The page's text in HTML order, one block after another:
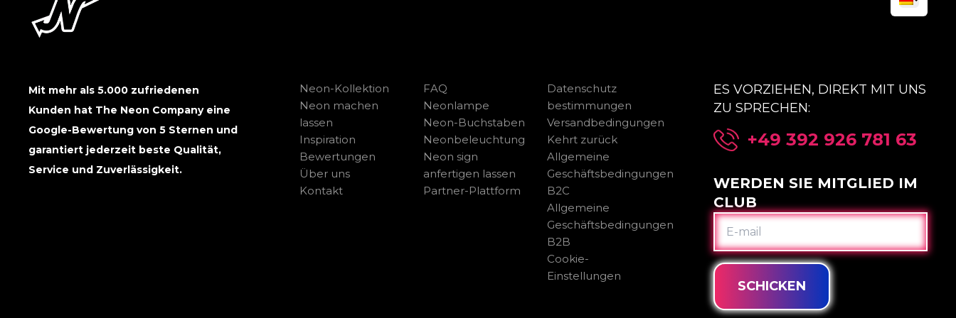
Mit mehr als 5.000 zufriedenen
Kunden hat The Neon Company eine
Google-Bewertung von 5 Sternen und
garantiert jederzeit beste Qualität,
Service und Zuverlässigkeit.
Neon-Kollektion
Neon machen
lassen
Inspiration
Bewertungen
Über uns
Kontakt
FAQ
Neonlampe
Neon-Buchstaben
Neonbeleuchtung
Neon sign
anfertigen lassen
Partner-Plattform
Datenschutz
bestimmungen
Versandbedingungen
Kehrt zurück
Allgemeine
Geschäftsbedingungen
B2C
Allgemeine
Geschäftsbedingungen
B2B
Cookie-
Einstellungen
ES VORZIEHEN, DIREKT MIT UNS
ZU SPRECHEN:
+49 392 926 781 63
WERDEN SIE MITGLIED IM
CLUB
E-
MAIL
SCHICKEN